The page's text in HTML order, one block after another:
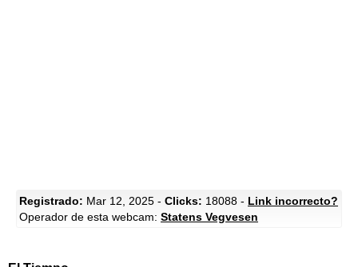
Registrado: Mar 12, 2025 - Clicks: 18088 - Link incorrecto?
Operador de esta webcam: Statens Vegvesen